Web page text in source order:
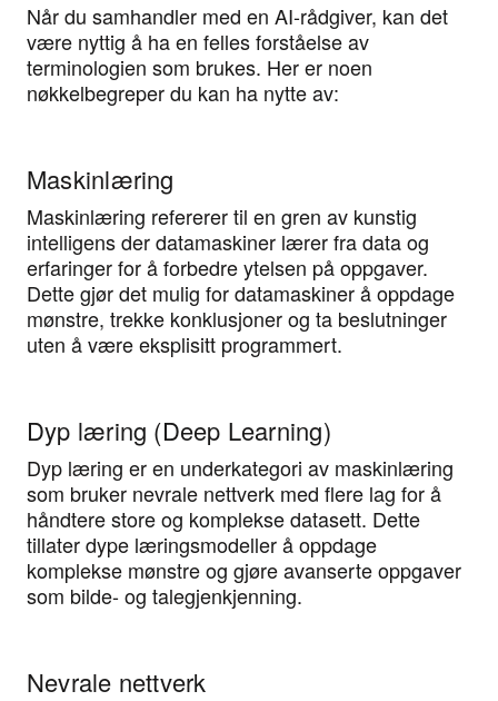
Når du samhandler med en AI-rådgiver, kan det
være nyttig å ha en felles forståelse av
terminologien som brukes. Her er noen
nøkkelbegreper du kan ha nytte av:
Maskinlæring
Maskinlæring refererer til en gren av kunstig
intelligens der datamaskiner lærer fra data og
erfaringer for å forbedre ytelsen på oppgaver.
Dette gjør det mulig for datamaskiner å oppdage
mønstre, trekke konklusjoner og ta beslutninger
uten å være eksplisitt programmert.
Dyp læring (Deep Learning)
Dyp læring er en underkategori av maskinlæring
som bruker nevrale nettverk med flere lag for å
håndtere store og komplekse datasett. Dette
tillater dype læringsmodeller å oppdage
komplekse mønstre og gjøre avanserte oppgaver
som bilde- og talegjenkjenning.
Nevrale nettverk